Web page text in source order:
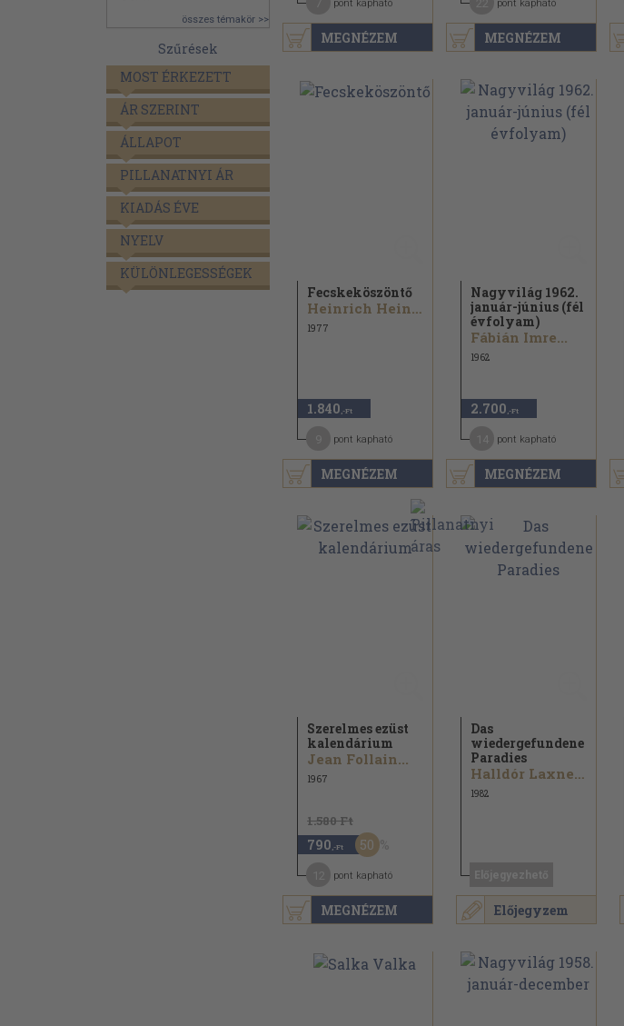
összes témakör >>
Szűrések
MOST ÉRKEZETT
ÁR SZERINT
ÁLLAPOT
PILLANATNYI ÁR
KIADÁS ÉVE
NYELV
KÜLÖNLEGESSÉGEK
MEGNÉZEM
pont kapható
MEGNÉZEM
pont kapható
MEGNÉZEM
Fecskeköszöntő
Heinrich Heine...
1977
1.840 ,-Ft
pont kapható
MEGNÉZEM
Nagyvilág 1962.
január-június (fél
évfolyam)
Fábián Imre...
1962
2.700 ,-Ft
pont kapható
MEGNÉZEM
Szerelmes ezüst
kalendárium
Jean Follain...
1967
1.580 Ft
790 ,-Ft 50
pont kapható
Előjegyzem
Das
wiedergefundene
Paradies
Halldór Laxness
1982